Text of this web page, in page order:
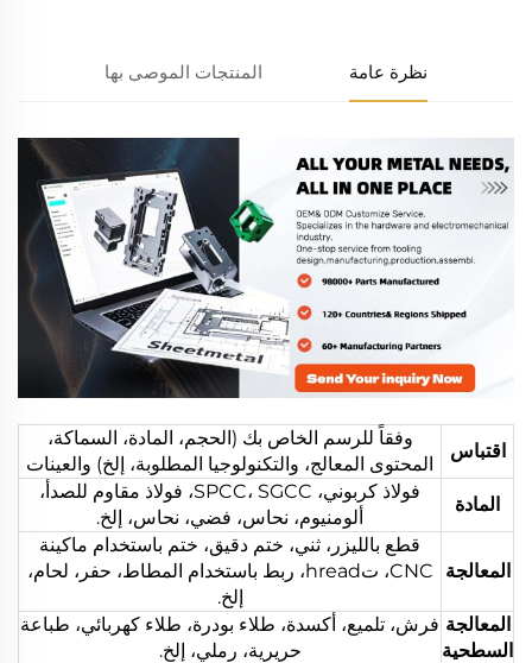
نظرة عامة المنتجات الموصى بها
اقتباس
وفقاً للرسم الخاص بك (الحجم، المادة، السماكة،
المحتوى المعالج، والتكنولوجيا المطلوبة، إلخ) والعينات
المادة
فولاذ كربوني، SPCC، SGCC، فولاذ مقاوم للصدأ،
ألومنيوم، نحاس، فضي، نحاس، إلخ.
المعالجة
قطع بالليزر، ثني، ختم دقيق، ختم باستخدام ماكينة
CNC، تhread، ربط باستخدام المطاط، حفر، لحام،
إلخ.
المعالجة
السطحية
فرش، تلميع، أكسدة، طلاء بودرة، طلاء كهربائي، طباعة
حريرية، رملي، إلخ.